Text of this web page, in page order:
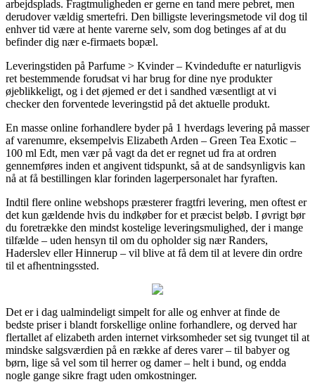
arbejdsplads. Fragtmuligheden er gerne en tand mere pebret, men
derudover vældig smertefri. Den billigste leveringsmetode vil dog til
enhver tid være at hente varerne selv, som dog betinges af at du
befinder dig nær e-firmaets bopæl.
Leveringstiden på Parfume > Kvinder – Kvindedufte er naturligvis
ret bestemmende forudsat vi har brug for dine nye produkter
øjeblikkeligt, og i det øjemed er det i sandhed væsentligt at vi
checker den forventede leveringstid på det aktuelle produkt.
En masse online forhandlere byder på 1 hverdags levering på masser
af varenumre, eksempelvis Elizabeth Arden – Green Tea Exotic –
100 ml Edt, men vær på vagt da det er regnet ud fra at ordren
gennemføres inden et angivent tidspunkt, så at de sandsynligvis kan
nå at få bestillingen klar forinden lagerpersonalet har fyraften.
Indtil flere online webshops præsterer fragtfri levering, men oftest er
det kun gældende hvis du indkøber for et præcist beløb. I øvrigt bør
du foretrække den mindst kostelige leveringsmulighed, der i mange
tilfælde – uden hensyn til om du opholder sig nær Randers,
Haderslev eller Hinnerup – vil blive at få dem til at levere din ordre
til et afhentningssted.
Det er i dag ualmindeligt simpelt for alle og enhver at finde de
bedste priser i blandt forskellige online forhandlere, og derved har
flertallet af elizabeth arden internet virksomheder set sig tvunget til at
mindske salgsværdien på en række af deres varer – til babyer og
børn, lige så vel som til herrer og damer – helt i bund, og endda
nogle gange sikre fragt uden omkostninger.